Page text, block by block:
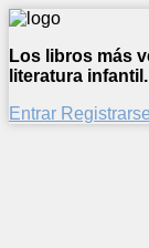
Los libros más
literatura infantil.
Entrar Registrarse